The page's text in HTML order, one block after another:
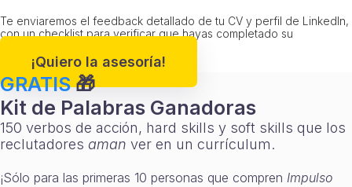
Te enviaremos el feedback detallado de tu CV y perfil de LinkedIn,
con un checklist para verificar que hayas completado su
optimización.
¡Quiero la asesoría!
GRATIS🎁
Kit de Palabras Ganadoras
150 verbos de acción, hard skills y soft skills que los
reclutadores aman ver en un currículum.
¡Sólo para las primeras 10 personas que compren Impulso